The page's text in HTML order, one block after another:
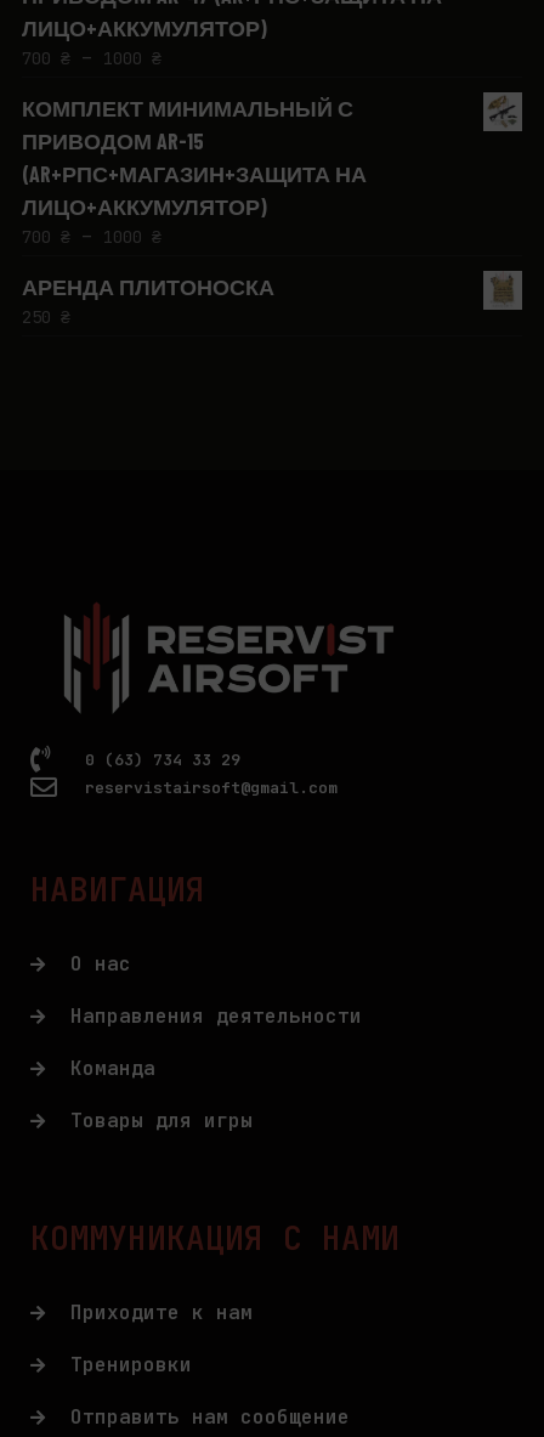
ЛИЦО+АККУМУЛЯТОР)
700 ₴ – 1000 ₴
КОМПЛЕКТ МИНИМАЛЬНЫЙ С
ПРИВОДОМ AR-15
(AR+РПС+МАГАЗИН+ЗАЩИТА НА
ЛИЦО+АККУМУЛЯТОР)
700 ₴ – 1000 ₴
АРЕНДА ПЛИТОНОСКА
250 ₴
0 (63) 734 33 29
reservistairsoft@gmail.com
НАВИГАЦИЯ
О нас
Направления деятельности
Команда
Товары для игры
КОММУНИКАЦИЯ С НАМИ
Приходите к нам
Тренировки
Отправить нам сообщение